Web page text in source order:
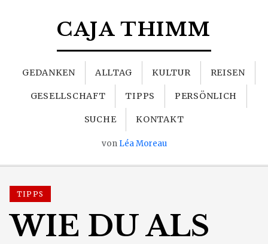
CAJA THIMM
GEDANKEN ALLTAG KULTUR REISEN
GESELLSCHAFT TIPPS PERSÖNLICH
SUCHE KONTAKT
von Léa Moreau
TIPPS
WIE DU ALS